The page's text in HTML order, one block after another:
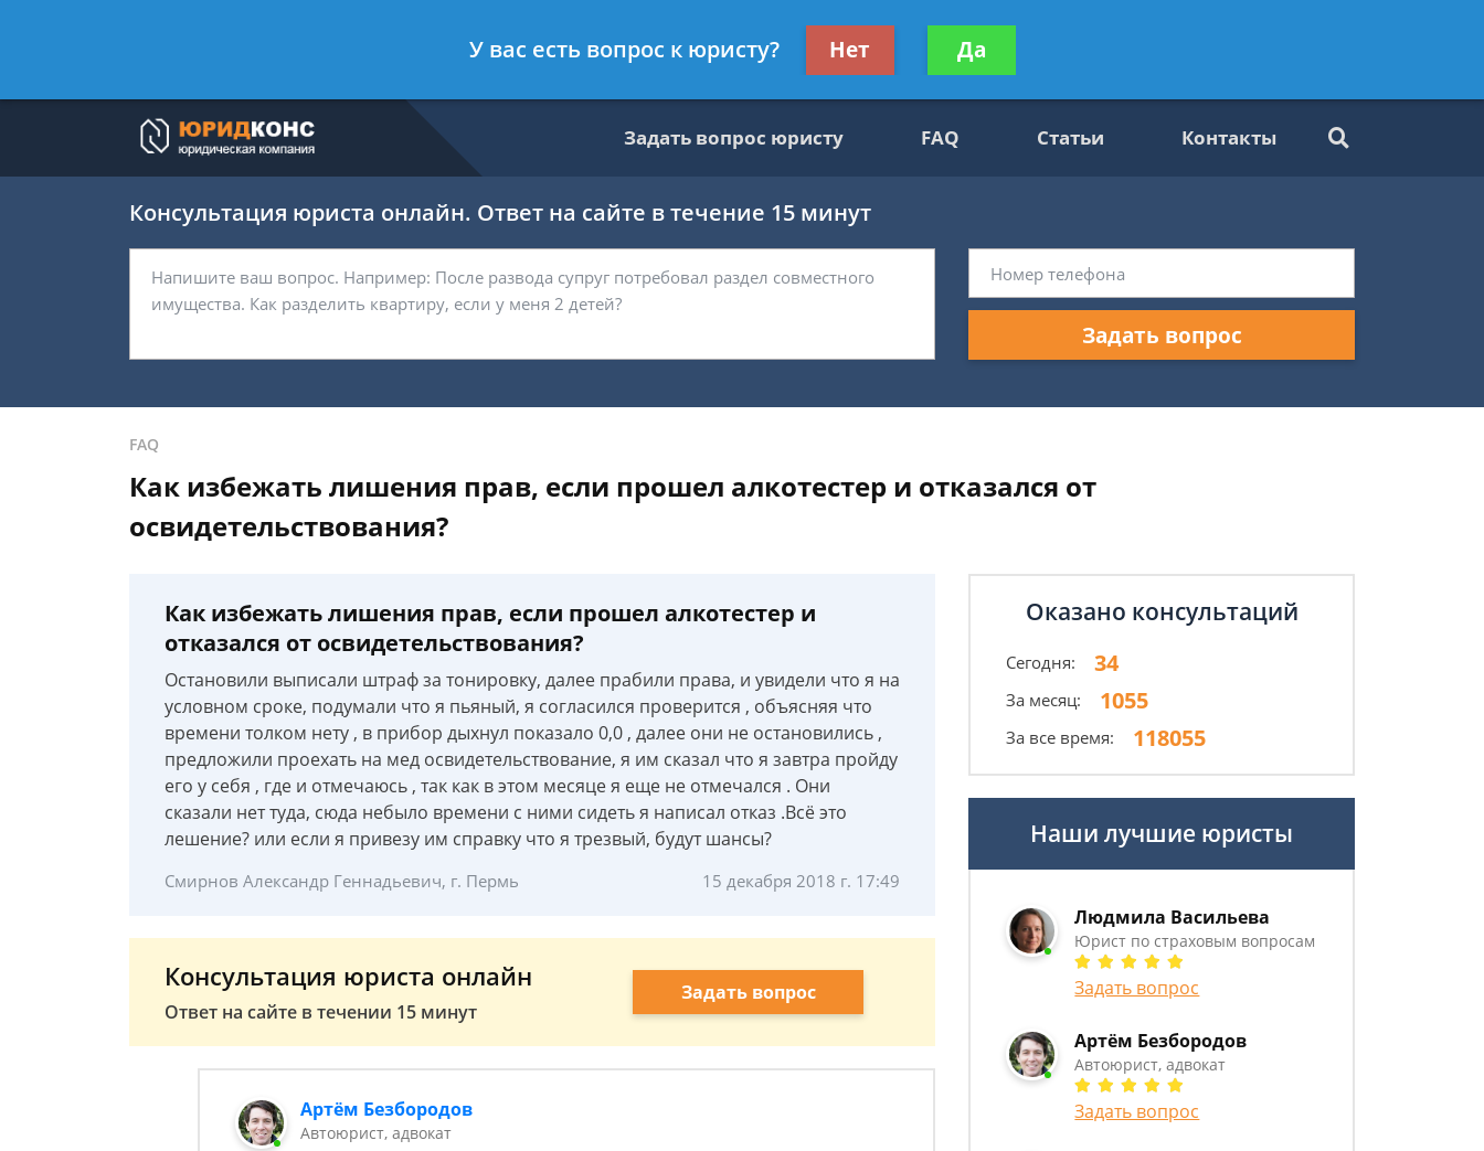
- Автоюрист, адвокат
Получите консультацию
бесплатно
Задать вопрос юристу FAQ Статьи Контакты
Консультация юриста онлайн. Ответ на сайте в течение 15 минут
Задать вопрос
FAQ
Как избежать лишения прав, если прошел алкотестер и отказался от
освидетельствования?
Как избежать лишения прав, если прошел алкотестер и
отказался от освидетельствования?
Остановили выписали штраф за тонировку, далее прабили права, и увидели что я на
условном сроке, подумали что я пьяный, я согласился проверится , объясняя что
времени толком нету , в прибор дыхнул показало 0,0 , далее они не остановились ,
предложили проехать на мед освидетельствование, я им сказал что я завтра пройду
его у себя , где и отмечаюсь , так как в этом месяце я еще не отмечался . Они
сказали нет туда, сюда небыло времени с ними сидеть я написал отказ .Всё это
лешение? или если я привезу им справку что я трезвый, будут шансы?
Смирнов Александр Геннадьевич, г. Пермь 15 декабря 2018 г. 17:49
Консультация юриста онлайн
Ответ на сайте в течении 15 минут
Задать вопрос
Артём Безбородов
Автоюрист, адвокат
Оказано консультаций
Сегодня: 34
За месяц: 1055
За все время: 118055
Наши лучшие юристы
Людмила Васильева
Юрист по страховым вопросам
Задать вопрос
Артём Безбородов
Автоюрист, адвокат
Задать вопрос
У вас есть вопрос к юристу? Нет Да